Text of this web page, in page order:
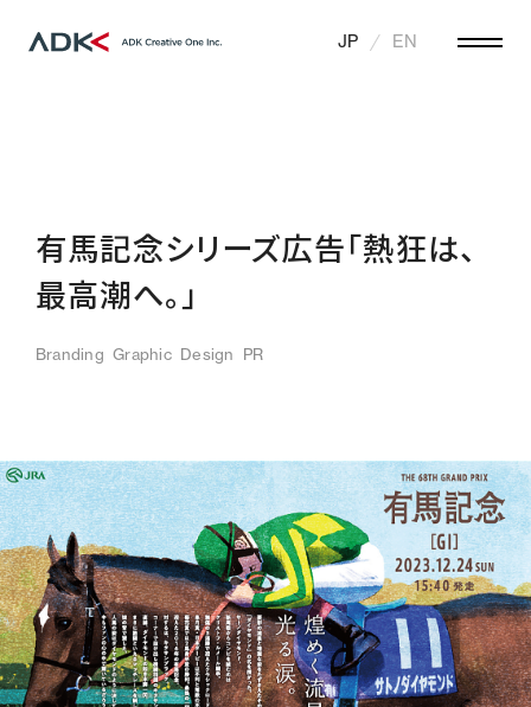
JP EN
有馬記念シリーズ広告「熱狂は、
最高潮へ。」
Branding Graphic Design PR